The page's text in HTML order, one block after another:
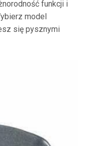
funkcji i
model
się pysznymi